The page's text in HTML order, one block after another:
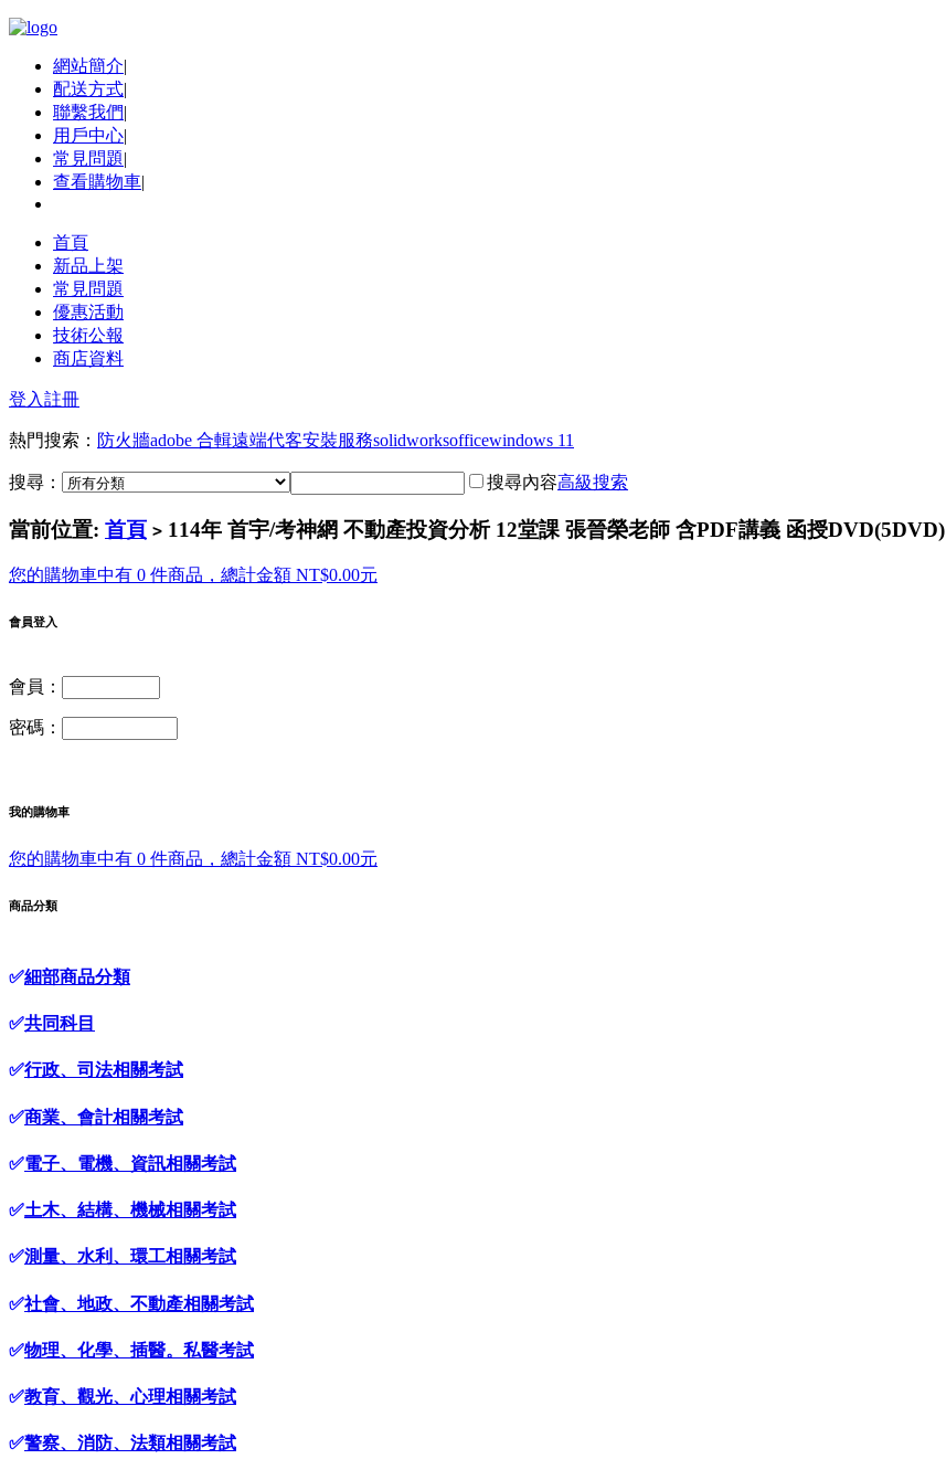
網站簡介|
配送方式|
聯繫我們|
用戶中心|
常見問題|
查看購物車|
首頁
新品上架
常見問題
優惠活動
技術公報
商店資料
登入註冊
熱門搜索： 防火牆adobe 合輯遠端代客安裝服務solidworksofficewindows 11
搜尋： 搜尋內容高級搜索
當前位置: 首頁 > 114年 首宇/考神網 不動產投資分析 12堂課 張晉榮老師 含PDF講義 函授DVD(5DVD)
您的購物車中有 0 件商品，總計金額 NT$0.00元
會員登入
會員：
密碼：
我的購物車
您的購物車中有 0 件商品，總計金額 NT$0.00元
商品分類
✅細部商品分類
✅共同科目
✅行政、司法相關考試
✅商業、會計相關考試
✅電子、電機、資訊相關考試
✅土木、結構、機械相關考試
✅測量、水利、環工相關考試
✅社會、地政、不動產相關考試
✅物理、化學、插醫。私醫考試
✅教育、觀光、心理相關考試
✅警察、消防、法類相關考試